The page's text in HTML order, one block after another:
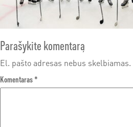
Parašykite komentarą
El. pašto adresas nebus skelbiamas.
Komentaras*